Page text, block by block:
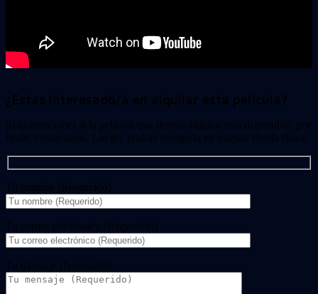
¿Estas interesado/a en alquilar esta película?
Si quieres saber si la película que deseas alquilar está disponible, por
favor, contáctanos. Luego, podrás recogerla en nuestra tienda física.
Tu nombre (Requerido)
Tu correo electrónico (Requerido)
Tu mensaje (Necesario)